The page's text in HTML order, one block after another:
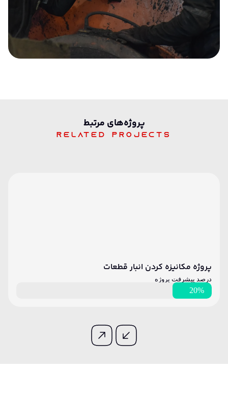
پرو‌ژه‌های مرتبط
Related projects
پروژه مکانیزه کردن انبار قطعات
درصد پیشرفت پروژه
20%